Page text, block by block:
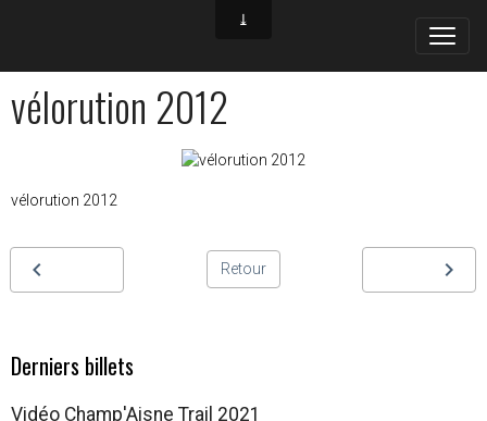
vélorution 2012
vélorution 2012
Retour
Derniers billets
Vidéo Champ'Aisne Trail 2021